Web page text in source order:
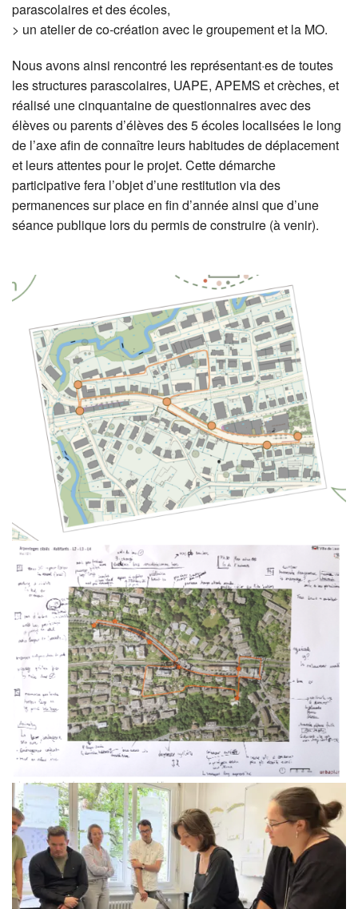
parascolaires et des écoles,
> un atelier de co-création avec le groupement et la MO.
Nous avons ainsi rencontré les représentant·es de toutes
les structures parascolaires, UAPE, APEMS et crèches, et
réalisé une cinquantaine de questionnaires avec des
élèves ou parents d’élèves des 5 écoles localisées le long
de l’axe afin de connaître leurs habitudes de déplacement
et leurs attentes pour le projet. Cette démarche
participative fera l’objet d’une restitution via des
permanences sur place en fin d’année ainsi que d’une
séance publique lors du permis de construire (à venir).